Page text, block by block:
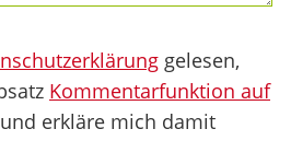
gelesen,
Kommentarfunktion auf
erkläre mich damit